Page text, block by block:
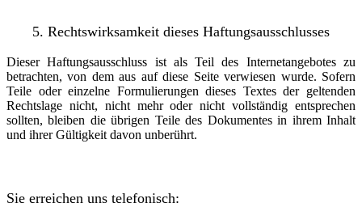
5. Rechtswirksamkeit dieses Haftungsausschlusses
Dieser Haftungsausschluss ist als Teil des Internetangebotes zu
betrachten, von dem aus auf diese Seite verwiesen wurde. Sofern
Teile oder einzelne Formulierungen dieses Textes der geltenden
Rechtslage nicht, nicht mehr oder nicht vollständig entsprechen
sollten, bleiben die übrigen Teile des Dokumentes in ihrem Inhalt
und ihrer Gültigkeit davon unberührt.
Sie erreichen uns telefonisch: